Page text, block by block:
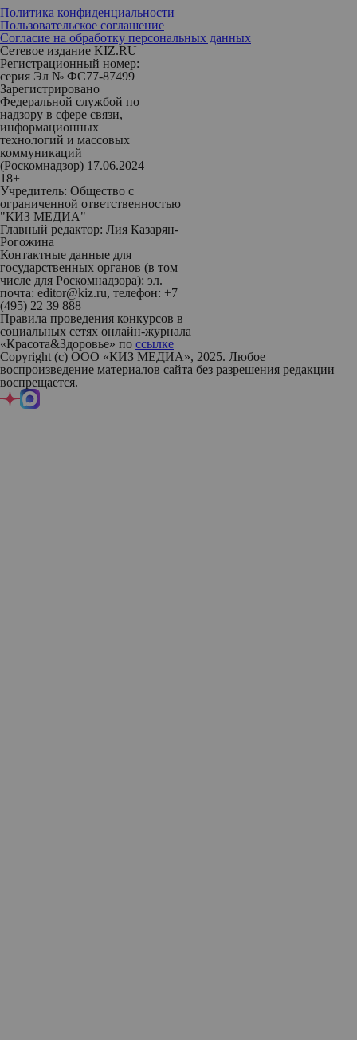
Политика конфиденциальности
Пользовательское соглашение
Согласие на обработку персональных данных
Сетевое издание KIZ.RU
Регистрационный номер:
серия Эл № ФС77-87499
Зарегистрировано
Федеральной службой по
надзору в сфере связи,
информационных
технологий и массовых
коммуникаций
(Роскомнадзор) 17.06.2024
18+
Учредитель: Общество с
ограниченной ответственностью
"КИЗ МЕДИА"
Главный редактор: Лия Казарян-
Рогожина
Контактные данные для
государственных органов (в том
числе для Роскомнадзора): эл.
почта: editor@kiz.ru, телефон: +7
(495) 22 39 888
Правила проведения конкурсов в
социальных сетях онлайн-журнала
«Красота&Здоровье» по ссылке
Copyright (с) ООО «КИЗ МЕДИА», 2025. Любое
воспроизведение материалов сайта без разрешения редакции
воспрещается.